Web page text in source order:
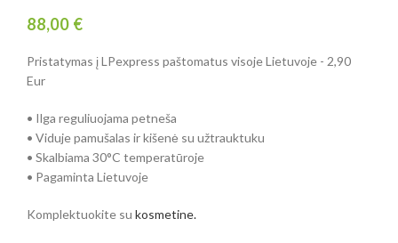
88,00 €
Pristatymas į LPexpress paštomatus visoje Lietuvoje - 2,90
Eur
• Ilga reguliuojama petneša
• Viduje pamušalas ir kišenė su užtrauktuku
• Skalbiama 30°C temperatūroje
• Pagaminta Lietuvoje
Komplektuokite su kosmetine.